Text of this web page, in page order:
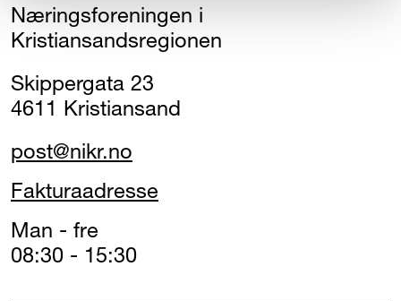
Næringsforeningen i
Kristiansandsregionen
Skippergata 23
4611 Kristiansand
post@nikr.no
Fakturaadresse
Man - fre
08:30 - 15:30